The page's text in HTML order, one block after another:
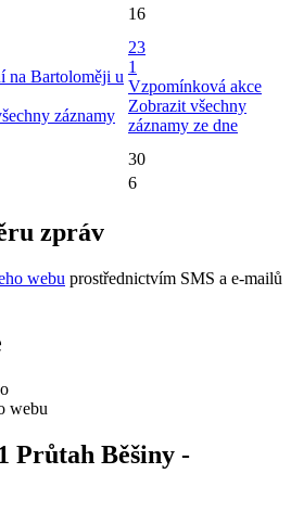
16
na Bartoloměji u
záznamy
23
1
Vzpomínková akce
Zobrazit všechny
záznamy ze dne
30
6
zpráv
webu prostřednictvím SMS a e-mailů
webu
Průtah Běšiny -